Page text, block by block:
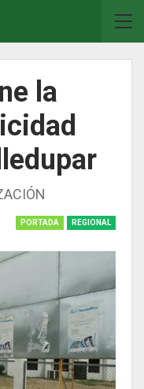
la
PORTADA REGIONAL